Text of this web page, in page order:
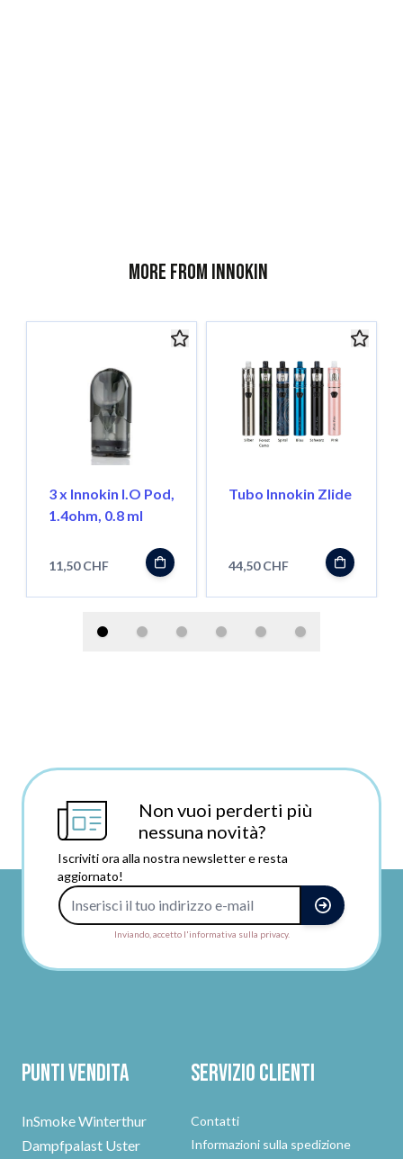
More from Innokin
3 x Innokin I.O Pod,
1.4ohm, 0.8 ml
11,50 CHF
Tubo Innokin Zlide
44,50 CHF
Non vuoi perderti più
nessuna novità?
Iscriviti ora alla nostra newsletter e resta
aggiornato!
Inviando, accetto l'informativa sulla privacy.
Punti vendita
InSmoke Winterthur
Dampfpalast Uster
Servizio clienti
Contatti
Informazioni sulla spedizione